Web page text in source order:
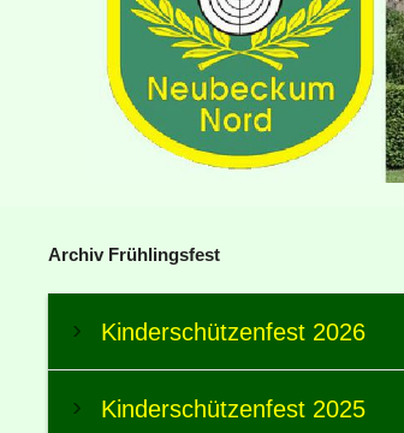
Archiv Frühlingsfest
Kinderschützenfest 2026
Kinderschützenfest 2025